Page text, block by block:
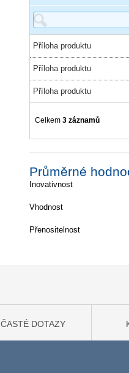
Příloha produktu
Příloha produktu
Příloha produktu
Celkem 3 záznamů
Průměrné
Inovativnost
Vhodnost
Přenositelnost
ČASTÉ DOTAZY